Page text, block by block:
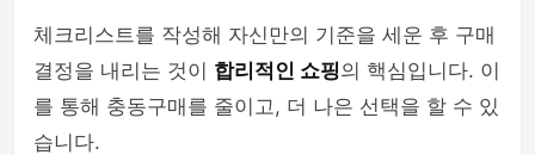
체크리스트를 작성해 자신만의 기준을 세운 후 구매
결정을 내리는 것이 합리적인 쇼핑의 핵심입니다. 이
를 통해 충동구매를 줄이고, 더 나은 선택을 할 수 있
습니다.